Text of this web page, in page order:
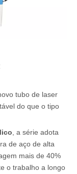
tubo de laser
do que o tipo
, a série adota
de aço de alta
mais de 40%
o trabalho a longo